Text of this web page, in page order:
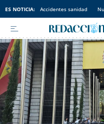
ES NOTICIA: Accidentes sanidad